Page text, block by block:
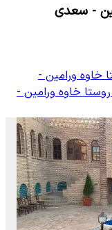
- سعدی
خاوه ورامین -
خاوه ورامین -